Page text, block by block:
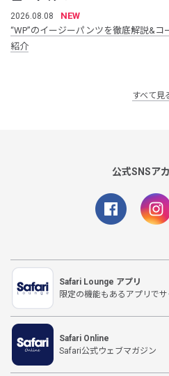
2026.08.08
NEW
“WP”のイージーパンツを徹底解説&コ
紹介
すべて見
公式SNSア
Safari Lounge アプリ
限定の機能もあるアプリで
Safari Online
Safari公式ウェブマガジン